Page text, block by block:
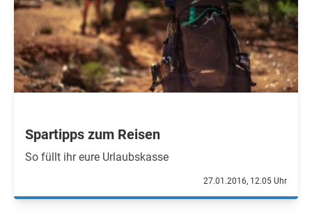
Spartipps zum Reisen
So füllt ihr eure Urlaubskasse
27.01.2016, 12.05 Uhr